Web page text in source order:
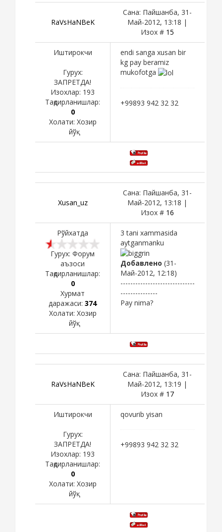
RaVsHaNBeK
Сана: Пайшанба, 31-
Май-2012, 13:18 |
Изох # 15
Иштирокчи
Гурух:
ЗАПРЕТДА!
Изохлар: 193
Тақдирланишлар:
0
Холати: Хозир
йўқ
endi sanga xusan bir
kg pay beramiz
mukofotga
+99893 942 32 32
Xusan_uz
Сана: Пайшанба, 31-
Май-2012, 13:18 |
Изох # 16
Рўйхатда
Гурух: Форум
аъзоси
Тақдирланишлар:
0
Хурмат
даражаси: 374
Холати: Хозир
йўқ
3 tani xammasida
aytganmanku
Добавлено (31-
Май-2012, 12:18)
------------------------------
---------------
Pay nima?
RaVsHaNBeK
Сана: Пайшанба, 31-
Май-2012, 13:19 |
Изох # 17
Иштирокчи
Гурух:
ЗАПРЕТДА!
Изохлар: 193
Тақдирланишлар:
0
Холати: Хозир
йўқ
qovurib yisan
+99893 942 32 32